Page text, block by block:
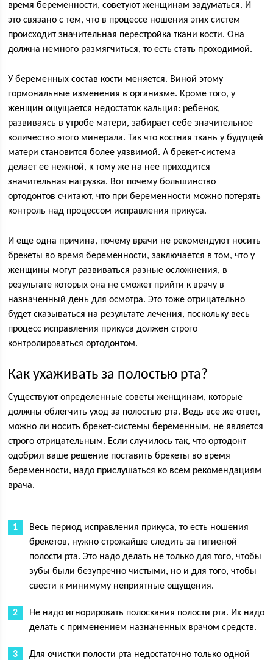
время беременности, советуют женщинам задуматься. И
это связано с тем, что в процессе ношения этих систем
происходит значительная перестройка ткани кости. Она
должна немного размягчиться, то есть стать проходимой.
У беременных состав кости меняется. Виной этому
гормональные изменения в организме. Кроме того, у
женщин ощущается недостаток кальция: ребенок,
развиваясь в утробе матери, забирает себе значительное
количество этого минерала. Так что костная ткань у будущей
матери становится более уязвимой. А брекет-система
делает ее нежной, к тому же на нее приходится
значительная нагрузка. Вот почему большинство
ортодонтов считают, что при беременности можно потерять
контроль над процессом исправления прикуса.
И еще одна причина, почему врачи не рекомендуют носить
брекеты во время беременности, заключается в том, что у
женщины могут развиваться разные осложнения, в
результате которых она не сможет прийти к врачу в
назначенный день для осмотра. Это тоже отрицательно
будет сказываться на результате лечения, поскольку весь
процесс исправления прикуса должен строго
контролироваться ортодонтом.
Как ухаживать за полостью рта?
Существуют определенные советы женщинам, которые
должны облегчить уход за полостью рта. Ведь все же ответ,
можно ли носить брекет-системы беременным, не является
строго отрицательным. Если случилось так, что ортодонт
одобрил ваше решение поставить брекеты во время
беременности, надо прислушаться ко всем рекомендациям
врача.
Весь период исправления прикуса, то есть ношения
брекетов, нужно строжайше следить за гигиеной
полости рта. Это надо делать не только для того, чтобы
зубы были безупречно чистыми, но и для того, чтобы
свести к минимуму неприятные ощущения.
Не надо игнорировать полоскания полости рта. Их надо
делать с применением назначенных врачом средств.
Для очистки полости рта недостаточно только одной